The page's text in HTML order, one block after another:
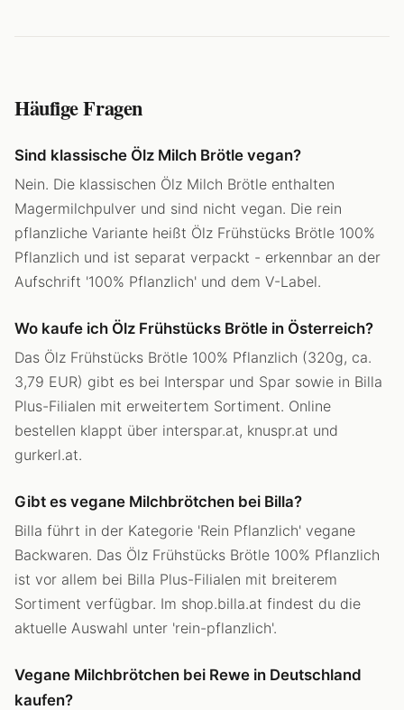
Häufige Fragen
Sind klassische Ölz Milch Brötle vegan?
Nein. Die klassischen Ölz Milch Brötle enthalten
Magermilchpulver und sind nicht vegan. Die rein
pflanzliche Variante heißt Ölz Frühstücks Brötle 100%
Pflanzlich und ist separat verpackt - erkennbar an der
Aufschrift '100% Pflanzlich' und dem V-Label.
Wo kaufe ich Ölz Frühstücks Brötle in Österreich?
Das Ölz Frühstücks Brötle 100% Pflanzlich (320g, ca.
3,79 EUR) gibt es bei Interspar und Spar sowie in Billa
Plus-Filialen mit erweitertem Sortiment. Online
bestellen klappt über interspar.at, knuspr.at und
gurkerl.at.
Gibt es vegane Milchbrötchen bei Billa?
Billa führt in der Kategorie 'Rein Pflanzlich' vegane
Backwaren. Das Ölz Frühstücks Brötle 100% Pflanzlich
ist vor allem bei Billa Plus-Filialen mit breiterem
Sortiment verfügbar. Im shop.billa.at findest du die
aktuelle Auswahl unter 'rein-pflanzlich'.
Vegane Milchbrötchen bei Rewe in Deutschland
kaufen?